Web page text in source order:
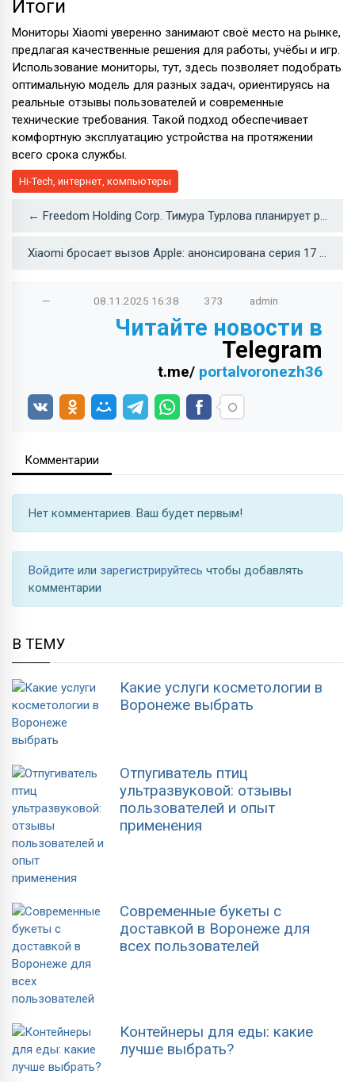
Итоги
Мониторы Xiaomi уверенно занимают своё место на рынке,
предлагая качественные решения для работы, учёбы и игр.
Использование мониторы, тут, здесь позволяет подобрать
оптимальную модель для разных задач, ориентируясь на
реальные отзывы пользователей и современные
технические требования. Такой подход обеспечивает
комфортную эксплуатацию устройства на протяжении
всего срока службы.
Hi-Tech, интернет, компьютеры
← Freedom Holding Corp. Тимура Турлова планирует развернуть крупнейший центр ИИ
Xiaomi бросает вызов Apple: анонсирована серия 17 →
— 08.11.2025 16:38 373 admin
Читайте новости в
Telegram
t.me/ portalvoronezh36
Комментарии
Нет комментариев. Ваш будет первым!
Войдите или зарегистрируйтесь чтобы добавлять
комментарии
В ТЕМУ
Какие услуги косметологии в
Воронеже выбрать
Отпугиватель птиц
ультразвуковой: отзывы
пользователей и опыт
применения
Современные букеты с
доставкой в Воронеже для
всех пользователей
Контейнеры для еды: какие
лучше выбрать?